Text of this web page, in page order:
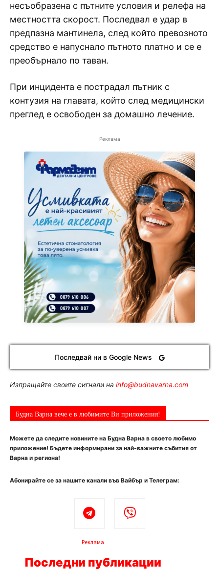
несъобразена с пътните условия и релефа на
местността скорост. Последвал е удар в
предпазна мантинела, след който превозното
средство е напуснало пътното платно и се е
преобърнало по таван.
При инцидента е пострадал пътник с
контузия на главата, който след медицински
преглед е освободен за домашно лечение.
Реклама
Последвай ни в Google News
Изпращайте своите сигнали на info@budnavarna.com
Будна Варна вече е в любимите Ви приложения!
Можете да следите новините на Будна Варна в своето любимо
приложение! Бъдете информирани за най-важните събития от
Варна и региона!
Абонирайте се за нашите канали във Вайбър и Телеграм:
Реклама
Последни публикации